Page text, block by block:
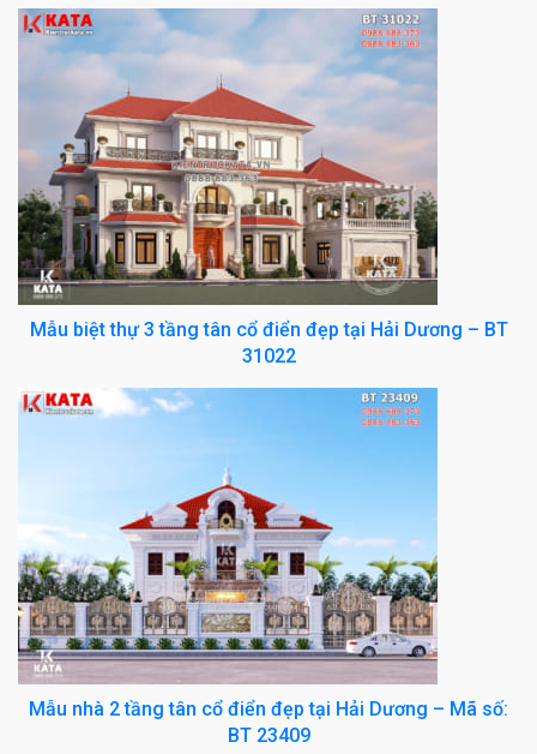
Mẫu biệt thự 3 tầng tân cổ điển đẹp tại Hải Dương – BT
31022
Mẫu nhà 2 tầng tân cổ điển đẹp tại Hải Dương – Mã số:
BT 23409